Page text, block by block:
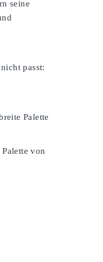
seine
passt:
Palette
von